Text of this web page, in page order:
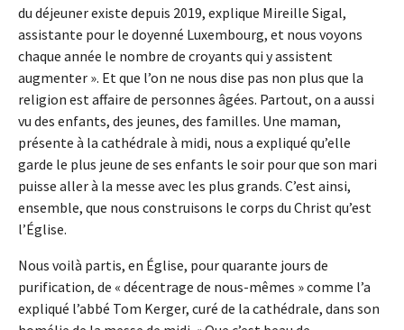
du déjeuner existe depuis 2019, explique Mireille Sigal,
assistante pour le doyenné Luxembourg, et nous voyons
chaque année le nombre de croyants qui y assistent
augmenter ». Et que l’on ne nous dise pas non plus que la
religion est affaire de personnes âgées. Partout, on a aussi
vu des enfants, des jeunes, des familles. Une maman,
présente à la cathédrale à midi, nous a expliqué qu’elle
garde le plus jeune de ses enfants le soir pour que son mari
puisse aller à la messe avec les plus grands. C’est ainsi,
ensemble, que nous construisons le corps du Christ qu’est
l’Église.
Nous voilà partis, en Église, pour quarante jours de
purification, de « décentrage de nous-mêmes » comme l’a
expliqué l’abbé Tom Kerger, curé de la cathédrale, dans son